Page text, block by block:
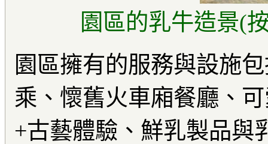
園區的乳牛造景(
園區擁有的服務與設施
乘、懷舊火車廂餐廳、
+古藝體驗、鮮乳製品與